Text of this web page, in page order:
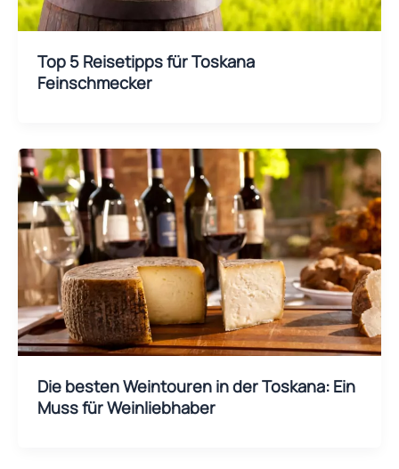
Top 5 Reisetipps für Toskana
Feinschmecker
Die besten Weintouren in der Toskana: Ein
Muss für Weinliebhaber